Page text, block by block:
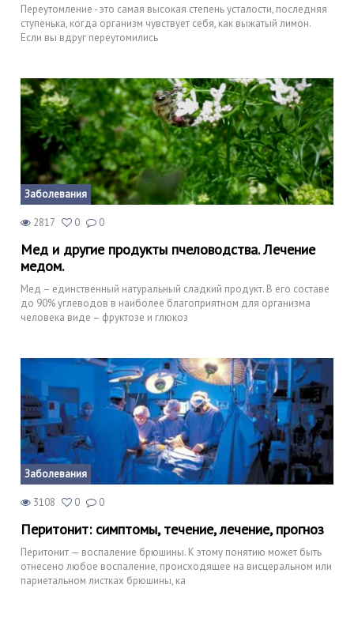
Переутомление - это самая высокая степень усталости, последняя
ступенька, когда организм чувствует себя, как выжатый лимон.
Если вы вдруг переутомились
Заболевания
2817 0 0
Мед и другие продукты пчеловодства. Лечение
медом.
Мед – единственный натуральный сладкий продукт. В его составе
до 90% углеводов в наиболее благоприятном для организма
человека виде – фруктозе и глюкоз
Заболевания
3108 0 0
Перитонит: симптомы, течение, лечение, прогноз
Перитонит — воспаление брюшины. К этому понятию может быть
отнесено любое воспаление, происходящее на висцеральном или
париетальном листках брюшины, ка